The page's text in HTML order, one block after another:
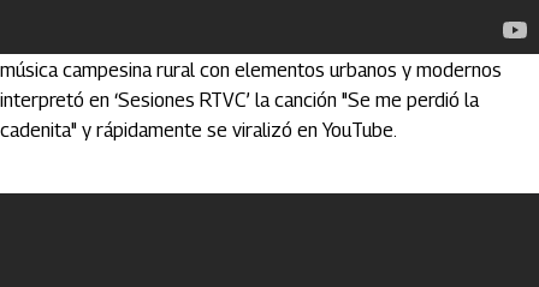
música campesina rural con elementos urbanos y modernos
interpretó en ‘Sesiones RTVC’ la canción "Se me perdió la
cadenita" y rápidamente se viralizó en YouTube.